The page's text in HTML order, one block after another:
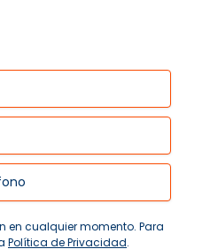
en cualquier momento. Para
Política de Privacidad.